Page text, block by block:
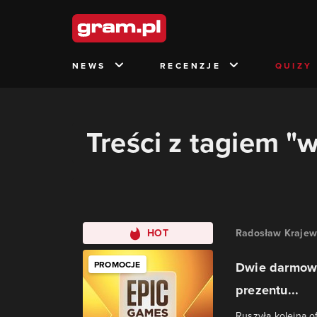
NEWS RECENZJE QUIZY
Treści z tagiem
HOT
PROMOCJE
Radosław
Dwie
prezentu...